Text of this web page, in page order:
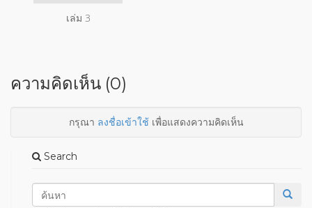
เล่ม 3
ความคิดเห็น (0)
กรุณา ลงชื่อเข้าใช้เพื่อแสดงความคิดเห็น
Search